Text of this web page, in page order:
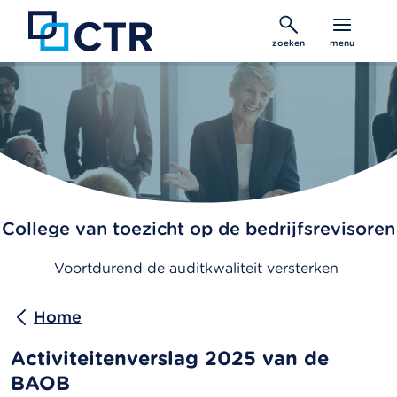
Overslaan
de
inhoud
gaan
zoeken menu
College van toezicht op de bedrijfsrevisoren
Voortdurend de auditkwaliteit versterken
Home
Activiteitenverslag 2025 van de
BAOB